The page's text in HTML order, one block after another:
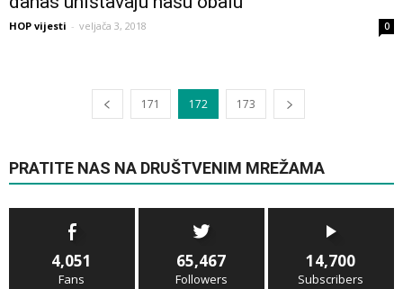
HOP vijesti - veljača 3, 2018 0
171 172 173
PRATITE NAS NA DRUŠTVENIM MREŽAMA
4,051
Fans
65,467
Followers
14,700
Subscribers